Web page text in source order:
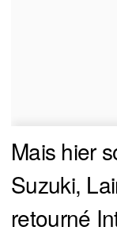
Mais hier
Suzuki,
retourné